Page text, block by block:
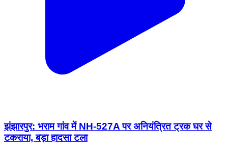
झंझारपुर: भराम गांव में NH-527A पर अनियंत्रित ट्रक घर से
टकराया, बड़ा हादसा टला